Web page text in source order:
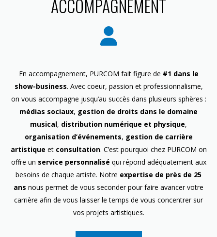
ACCOMPAGNEMENT
En accompagnement, PURCOM fait figure de #1 dans le
show-business. Avec coeur, passion et professionnalisme,
on vous accompagne jusqu’au succès dans plusieurs sphères :
médias sociaux, gestion de droits dans le domaine
musical, distribution numérique et physique,
organisation d’événements, gestion de carrière
artistique etconsultation. C’est pourquoi chez PURCOM on
offre un service personnalisé qui répond adéquatement aux
besoins de chaque artiste. Notre expertise de près de 25
ans nous permet de vous seconder pour faire avancer votre
carrière afin de vous laisser le temps de vous concentrer sur
vos projets artistiques.